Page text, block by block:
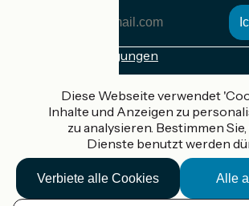
Anmeldebedingungen
Gefördert im Rahmen von Destination
Accueil Vélo Pro
Kontakt
Rechtliche Informationen
Diese Webseite verwendet
Inhalte und Anzeigen zu
zu analysieren. Bestimmen
Dienste benutzt werden
Alle
Verbiete alle Cookies